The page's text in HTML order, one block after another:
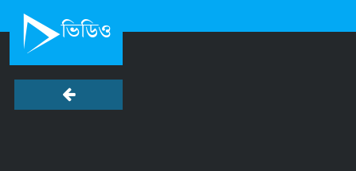
ভিডিও